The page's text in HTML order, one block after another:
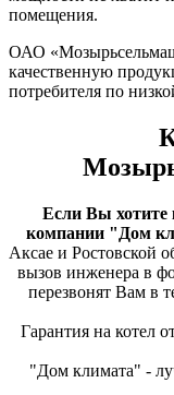
помещения.
ОАО
качественную
потребителя по
Купить
Если Вы хотите
компании "Дом
Аксае и Ростовской
вызов инженера в
перезвонят Вам в
Гарантия на котел
"Дом климата" -